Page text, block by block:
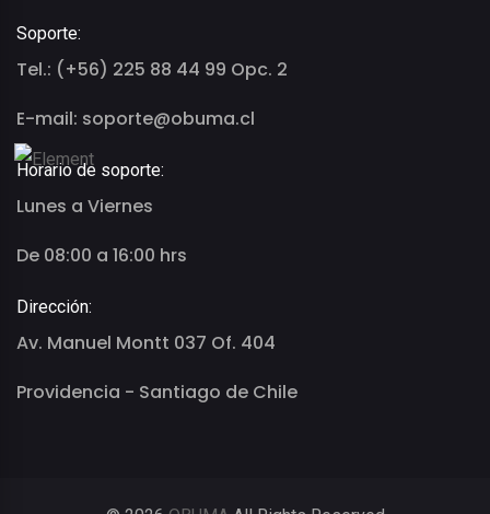
Soporte:
Tel.: (+56) 225 88 44 99 Opc. 2
E-mail: soporte@obuma.cl
Horario de soporte:
Lunes a Viernes
De 08:00 a 16:00 hrs
Dirección:
Av. Manuel Montt 037 Of. 404
Providencia - Santiago de Chile